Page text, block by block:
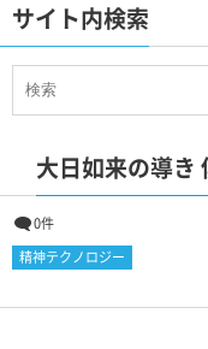
サイト内検索
大日如来の導き
0件
精神テクノロジー